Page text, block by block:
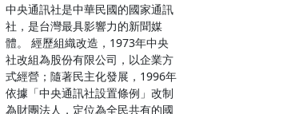
中央通訊社是中華民國的國家通訊
社，是台灣最具影響力的新聞媒
體。 經歷組織改造，1973年中央
社改組為股份有限公司，以企業方
式經營；隨著民主化發展，1996年
依據「中央通訊社設置條例」改制
為財團法人，定位為全民共有的國